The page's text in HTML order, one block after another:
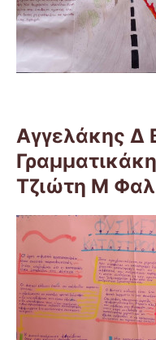
Αγγελάκης Δ
Τζιώτη Μ